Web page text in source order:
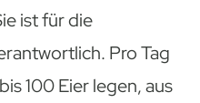
ist für die
Pro Tag
100 Eier legen, aus